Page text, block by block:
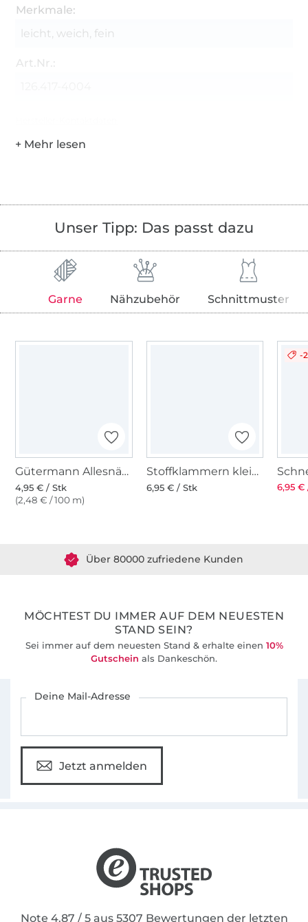
Merkmale:
leicht, weich, fein
Art.Nr.:
Unser Tipp: Das passt dazu
Garne Nähzubehör Schnittmuster
Gütermann Allesnäher (802) vanillecreme
4,95 € / Stk
(2,48 € / 100 m)
Stoffklammern klein 20 Stk., bunt
6,95 € / Stk
-
6,95 €
MÖCHTEST DU IMMER AUF DEM NEUESTEN
STAND SEIN?
Sei immer auf dem neuesten Stand & erhalte einen 10%
Gutschein als Dankeschön.
Deine Mail-Adresse
Jetzt anmelden
Note 4.87 / 5 aus 5307 Bewertungen der letzten